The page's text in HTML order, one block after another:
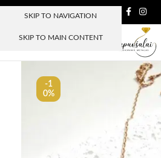
SKIP TO NAVIGATION
SKIP TO MAIN CONTENT
MENIU
-1
0%